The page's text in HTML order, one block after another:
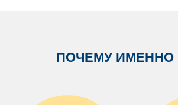
ПОЧЕМУ